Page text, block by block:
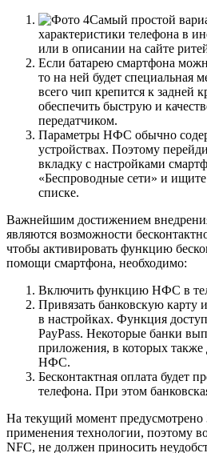
Самый простой
характеристики телефона в
или в описании на сайте
Если батарею смартфона
то на ней будет
всего чип крепится к задней
обеспечить быструю и
передатчиком.
Параметры НФС обычно
устройствах. Поэтому
вкладку с настройками
«Беспроводные сети» и
списке.
Важнейшим достижением
являются возможности
чтобы активировать функцию
помощи смартфона, необходимо:
Включить функцию НФС в
Привязать банковскую карту
в настройках. Функция
PayPass. Некоторые банки
приложения, в которых также
НФС.
Бесконтактная оплата будет
телефона. При этом
На текущий момент предусмотрено
применения технологии, поэтому
NFC, не должен приносить